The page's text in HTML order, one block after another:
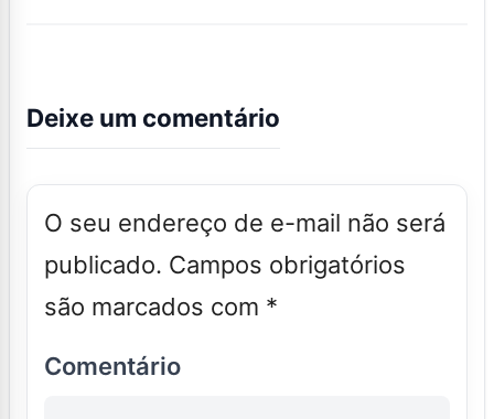
Deixe um comentário
O seu endereço de e-mail não será
publicado. Campos obrigatórios
são marcados com *
Comentário